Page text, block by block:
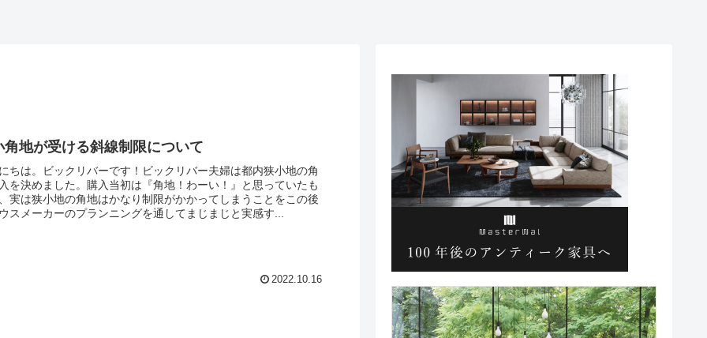
角地が受ける斜線制限について
ちは。ビックリバーです！ビックリバー夫婦は都内狭小地の角
を決めました。購入当初は『角地！わーい！』と思っていたも
実は狭小地の角地はかなり制限がかかってしまうことをこの後
スメーカーのプランニングを通してまじまじと実感す...
2022.10.16